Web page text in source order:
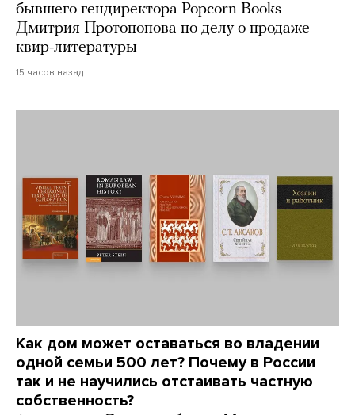
бывшего гендиректора Popcorn Books
Дмитрия Протопопова по делу о продаже
квир-литературы
15 часов назад
Как дом может оставаться во владении
одной семьи 500 лет? Почему в России
так и не научились отстаивать частную
собственность?